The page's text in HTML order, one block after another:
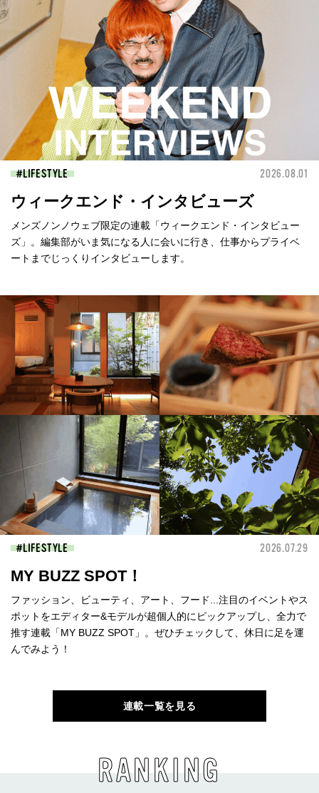
LIFESTYLE 2026.08.01
ウィークエンド・インタビューズ
メンズノンノウェブ限定の連載「ウィークエンド・インタビュー
ズ」。編集部がいま気になる人に会いに行き、仕事からプライベ
ートまでじっくりインタビューします。
LIFESTYLE 2026.07.29
MY BUZZ SPOT！
ファッション、ビューティ、アート、フード...注目のイベントやス
ポットをエディター&モデルが超個人的にピックアップし、全力で
推す連載「MY BUZZ SPOT」。ぜひチェックして、休日に足を運
んでみよう！
連載一覧を見る
RANKING